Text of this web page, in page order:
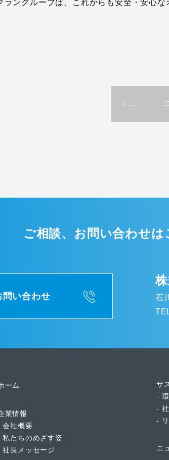
ラングループは、これからも安全・安心
ご相談、お問い合わせは
問い合わせ
石
ーム
業情報
会社概要
私たちのめざす姿
社長メッセージ
サ
-
-
-
ニ